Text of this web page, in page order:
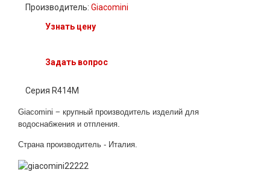
Производитель: Giacomini
Узнать цену
Задать вопрос
Cерия R414M
Giacomini − крупный производитель изделий для
водоснабжения и отпления.
Страна производитель - Италия.